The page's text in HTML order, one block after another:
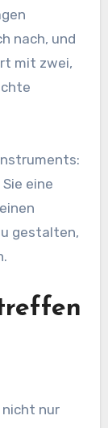
nach, und
mit zwei,
eine
gestalten,
nur